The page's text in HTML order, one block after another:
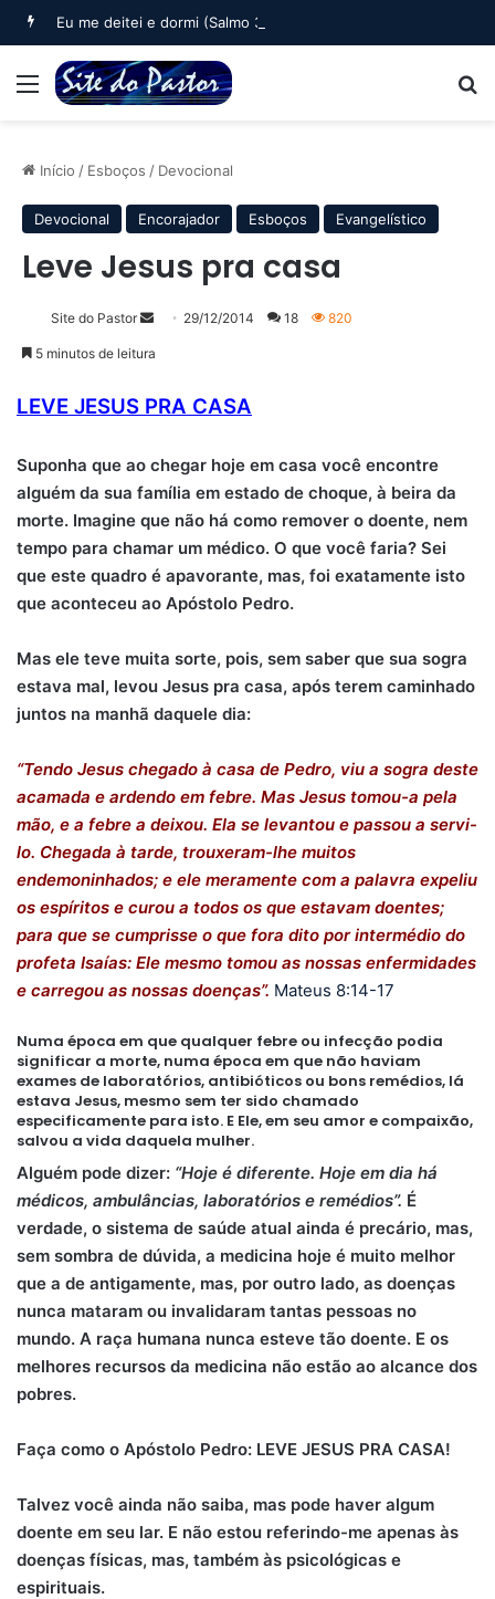
Eu me deitei e dormi (Salmo 3)
Menu
Início / Esboços / Devocional
Devocional Encorajador Esboços Evangelístico
Leve Jesus pra casa
Site do Pastor
Mande
mail
29/12/2014 18 820
5 minutos de leitura
LEVE JESUS PRA CASA
Suponha que ao chegar hoje em casa você encontre
alguém da sua família em estado de choque, à beira da
morte. Imagine que não há como remover o doente, nem
tempo para chamar um médico. O que você faria? Sei
que este quadro é apavorante, mas, foi exatamente isto
que aconteceu ao Apóstolo Pedro.
Mas ele teve muita sorte, pois, sem saber que sua sogra
estava mal, levou Jesus pra casa, após terem caminhado
juntos na manhã daquele dia:
“Tendo Jesus chegado à casa de Pedro, viu a sogra deste
acamada e ardendo em febre. Mas Jesus tomou-a pela
mão, e a febre a deixou. Ela se levantou e passou a servi-
lo. Chegada à tarde, trouxeram-lhe muitos
endemoninhados; e ele meramente com a palavra expeliu
os espíritos e curou a todos os que estavam doentes;
para que se cumprisse o que fora dito por intermédio do
profeta Isaías: Ele mesmo tomou as nossas enfermidades
e carregou as nossas doenças”. Mateus 8:14-17
Numa época em que qualquer febre ou infecção podia
significar a morte, numa época em que não haviam
exames de laboratórios, antibióticos ou bons remédios, lá
estava Jesus, mesmo sem ter sido chamado
especificamente para isto. E Ele, em seu amor e compaixão,
salvou a vida daquela mulher.
Alguém pode dizer: “Hoje é diferente. Hoje em dia há
médicos, ambulâncias, laboratórios e remédios”. É
verdade, o sistema de saúde atual ainda é precário, mas,
sem sombra de dúvida, a medicina hoje é muito melhor
que a de antigamente, mas, por outro lado, as doenças
nunca mataram ou invalidaram tantas pessoas no
mundo. A raça humana nunca esteve tão doente. E os
melhores recursos da medicina não estão ao alcance dos
pobres.
Faça como o Apóstolo Pedro: LEVE JESUS PRA CASA!
Talvez você ainda não saiba, mas pode haver algum
doente em seu lar. E não estou referindo-me apenas às
doenças físicas, mas, também às psicológicas e
espirituais.